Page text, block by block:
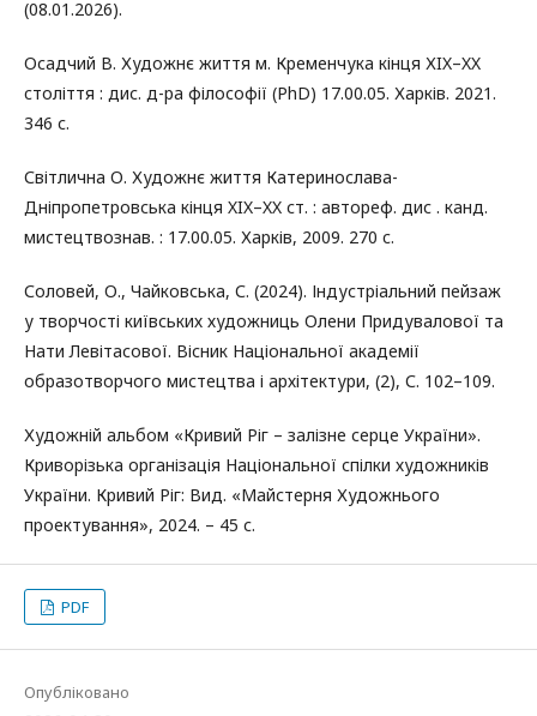
(08.01.2026).
Осадчий В. Художнє життя м. Кременчука кінця ХIX–XX
cтоліття : дис. д-ра філософії (PhD) 17.00.05. Харків. 2021.
346 с.
Світлична О. Художнє життя Катеринослава-
Дніпропетровська кінця XIX–XX ст. : автореф. дис . канд.
мистецтвознав. : 17.00.05. Харків, 2009. 270 c.
Соловей, О., Чайковська, С. (2024). Індустріальний пейзаж
у творчості київських художниць Олени Придувалової та
Нати Левітасової. Вісник Національної академії
образотворчого мистецтва і архітектури, (2), С. 102–109.
Художній альбом «Кривий Ріг – залізне серце України».
Криворізька організація Національної спілки художників
України. Кривий Ріг: Вид. «Майстерня Художнього
проектування», 2024. – 45 с.
PDF
Опубліковано